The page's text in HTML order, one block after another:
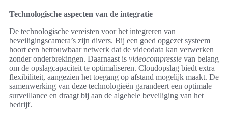
Technologische aspecten van de integratie
De technologische vereisten voor het integreren van
beveiligingscamera’s zijn divers. Bij een goed opgezet systeem
hoort een betrouwbaar netwerk dat de videodata kan verwerken
zonder onderbrekingen. Daarnaast is videocompressie van belang
om de opslagcapaciteit te optimaliseren. Cloudopslag biedt extra
flexibiliteit, aangezien het toegang op afstand mogelijk maakt. De
samenwerking van deze technologieën garandeert een optimale
surveillance en draagt bij aan de algehele beveiliging van het
bedrijf.